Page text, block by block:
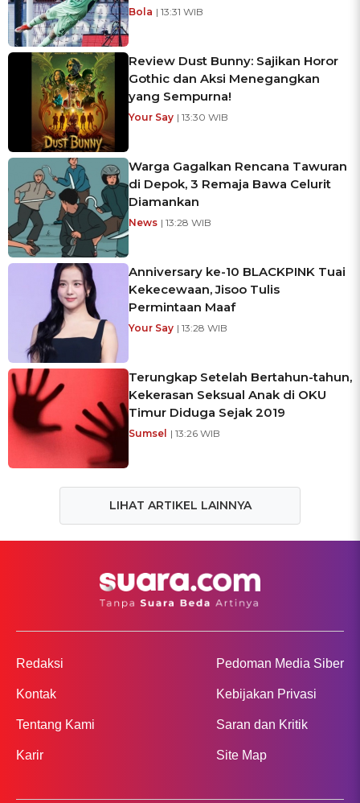
Bola | 13:31 WIB
Review Dust Bunny: Sajikan Horor
Gothic dan Aksi Menegangkan
yang Sempurna!
Your Say | 13:30 WIB
Warga Gagalkan Rencana Tawuran
di Depok, 3 Remaja Bawa Celurit
Diamankan
News | 13:28 WIB
Anniversary ke-10 BLACKPINK Tuai
Kekecewaan, Jisoo Tulis
Permintaan Maaf
Your Say | 13:28 WIB
Terungkap Setelah Bertahun-tahun,
Kekerasan Seksual Anak di OKU
Timur Diduga Sejak 2019
Sumsel | 13:26 WIB
LIHAT ARTIKEL LAINNYA
Redaksi
Kontak
Tentang Kami
Karir
Pedoman Media Siber
Kebijakan Privasi
Saran dan Kritik
Site Map